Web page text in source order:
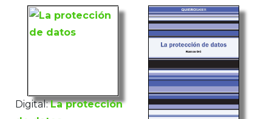
Digital: La protección